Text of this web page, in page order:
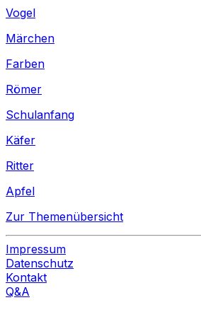
Vogel
Märchen
Farben
Römer
Schulanfang
Käfer
Ritter
Apfel
Zur Themenübersicht
Impressum
Datenschutz
Kontakt
Q&A